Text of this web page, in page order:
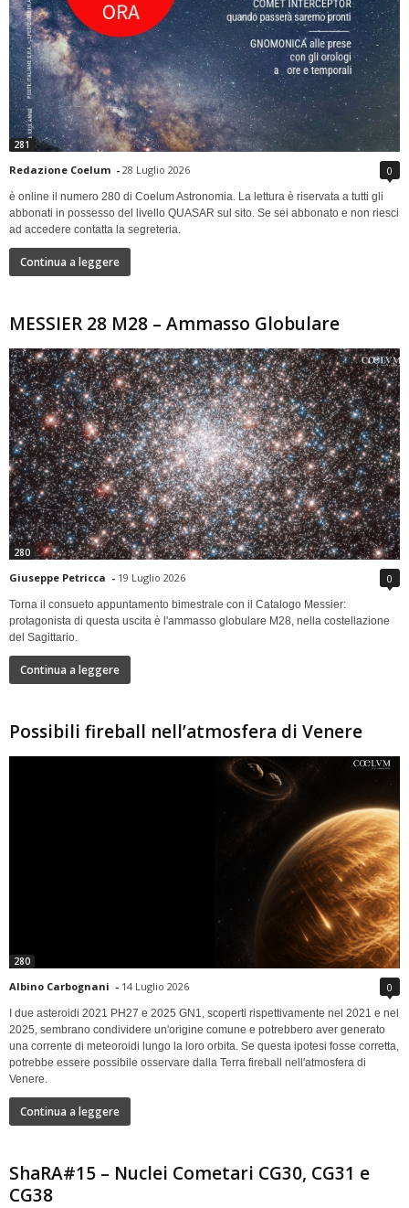
281
Redazione Coelum - 28 Luglio 2026 0
è online il numero 280 di Coelum Astronomia. La lettura è riservata a tutti gli
abbonati in possesso del livello QUASAR sul sito. Se sei abbonato e non riesci
ad accedere contatta la segreteria.
Continua a leggere
MESSIER 28 M28 – Ammasso Globulare
280
Giuseppe Petricca - 19 Luglio 2026 0
Torna il consueto appuntamento bimestrale con il Catalogo Messier:
protagonista di questa uscita è l'ammasso globulare M28, nella costellazione
del Sagittario.
Continua a leggere
Possibili fireball nell’atmosfera di Venere
280
Albino Carbognani - 14 Luglio 2026 0
I due asteroidi 2021 PH27 e 2025 GN1, scoperti rispettivamente nel 2021 e nel
2025, sembrano condividere un'origine comune e potrebbero aver generato
una corrente di meteoroidi lungo la loro orbita. Se questa ipotesi fosse corretta,
potrebbe essere possibile osservare dalla Terra fireball nell'atmosfera di
Venere.
Continua a leggere
ShaRA#15 – Nuclei Cometari CG30, CG31 e
CG38